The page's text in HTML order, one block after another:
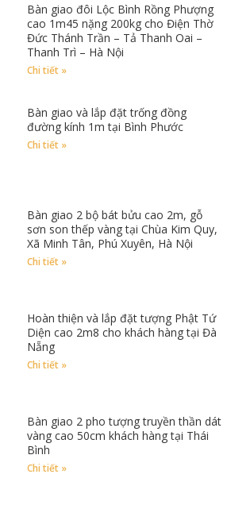
Bàn giao đôi Lộc Bình Rồng Phượng
cao 1m45 nặng 200kg cho Điện Thờ
Đức Thánh Trần – Tả Thanh Oai –
Thanh Trì – Hà Nội
Chi tiết »
Bàn giao và lắp đặt trống đồng
đường kính 1m tại Bình Phước
Chi tiết »
Bàn giao 2 bộ bát bửu cao 2m, gỗ
sơn son thếp vàng tại Chùa Kim Quy,
Xã Minh Tân, Phú Xuyên, Hà Nội
Chi tiết »
Hoàn thiện và lắp đặt tượng Phật Tứ
Diện cao 2m8 cho khách hàng tại Đà
Nẵng
Chi tiết »
Bàn giao 2 pho tượng truyền thần dát
vàng cao 50cm khách hàng tại Thái
Bình
Chi tiết »